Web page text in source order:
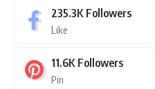
235.3K Followers
Like
11.6K Followers
Pin